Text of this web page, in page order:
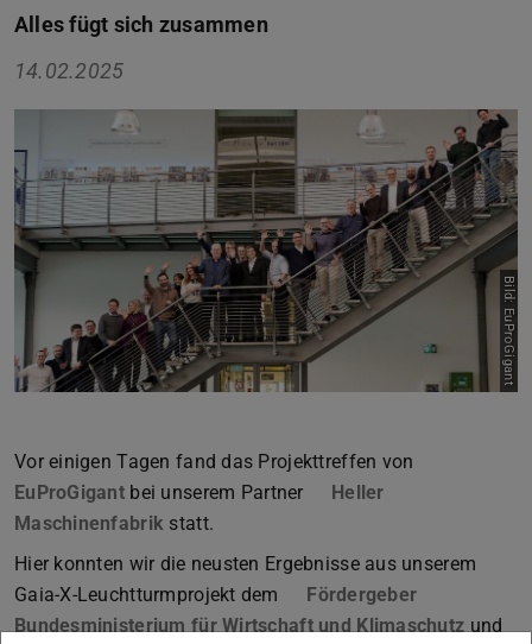
Alles fügt sich zusammen
14.02.2025
Bild: EuProGigant
Vor
Vor einigen Tagen fand das Projekttreffen von
EuProGigant (wird in neuem Tab geöffnet)
bei unserem Partner
Heller
Maschinenfabrik (wird in neuem Tab geöffnet)
statt.
Hier konnten wir die neusten Ergebnisse aus unserem
Gaia-X-Leuchtturmprojekt dem
Fördergeber
Bundesministerium für Wirtschaft und Klimaschutz (wird
und